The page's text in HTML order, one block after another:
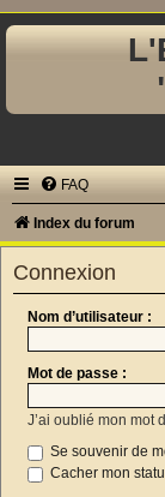
FAQ
Index du forum
Connexion
Nom d’utilisateur :
Mot de passe :
J’ai oublié mon mot
Se souvenir de
Cacher mon